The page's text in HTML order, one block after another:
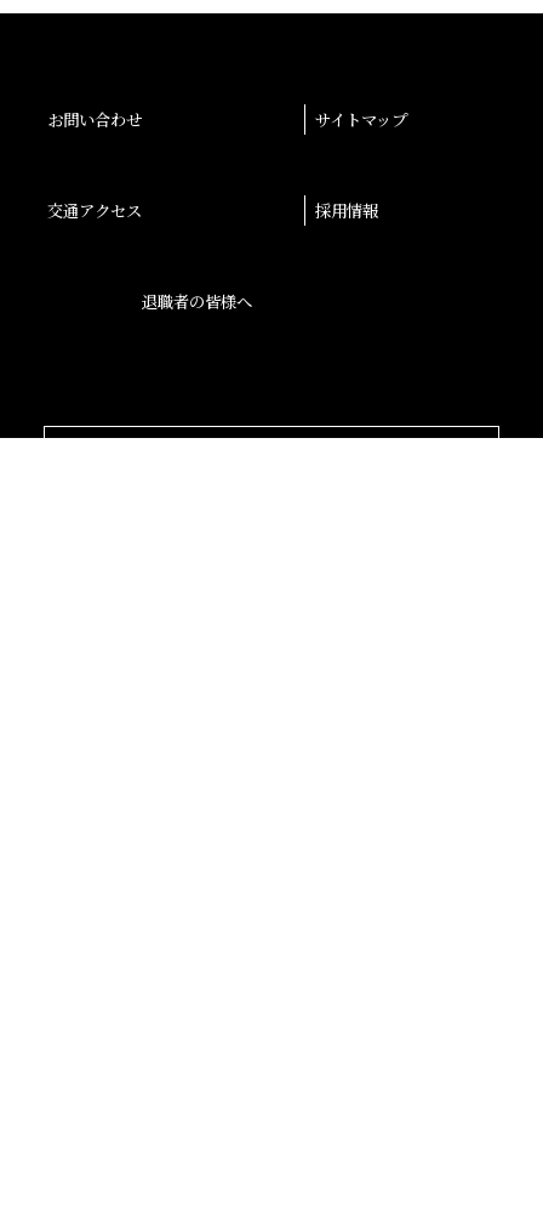
お問い合わせ サイトマップ
交通アクセス 採用情報
退職者の皆様へ